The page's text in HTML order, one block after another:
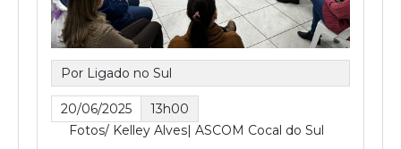
Por Ligado no Sul
20/06/2025
13h00
Fotos/ Kelley Alves| ASCOM Cocal do Sul